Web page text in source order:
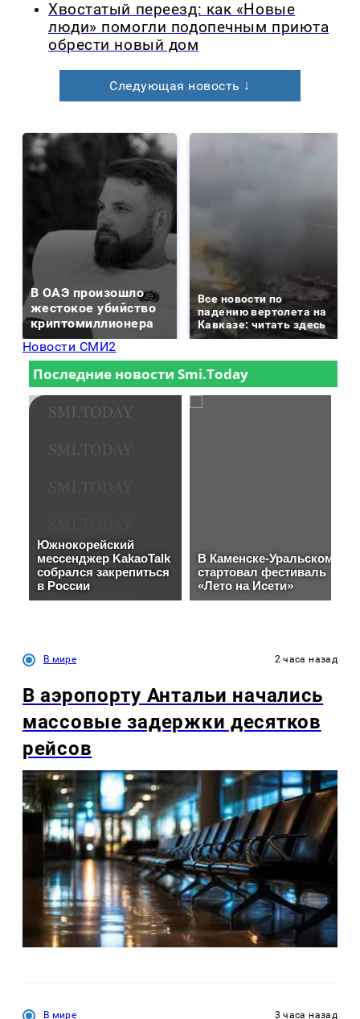
Хвостатый переезд: как «Новые
люди» помогли подопечным приюта
обрести новый дом
Следующая новость ↓
В ОАЭ произошло
жестокое убийство
криптомиллионера
Все новости по
падению вертолета на
Кавказе: читать здесь
Новости СМИ2
В мире 2 часа назад
В аэропорту Антальи начались
массовые задержки десятков
рейсов
В мире 3 часа назад